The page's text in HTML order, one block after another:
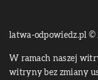
latwa-odpowiedz.pl ©
W ramach naszej
witryny bez zmiany